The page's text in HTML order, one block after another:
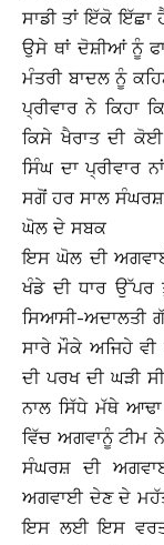
ਸਾਡੀ ਤਾਂ ਇੱਕੋ ਇੱਛਾ
ਉਸੇ ਥਾਂ ਦੋਸ਼ੀਆਂ ਨੂੰ
ਮੰਤਰੀ ਬਾਦਲ ਨੂੰ
ਪ੍ਰੀਵਾਰ ਨੇ ਕਿਹਾ
ਕਿਸੇ ਖੈਰਾਤ ਦੀ
ਸਿੰਘ ਦਾ ਪ੍ਰੀਵਾਰ
ਸਗੋਂ ਹਰ ਸਾਲ ਸੰਘਰਸ਼
ਘੋਲ ਦੇ ਸਬਕ
ਇਸ ਘੋਲ ਦੀ
ਖੰਡੇ ਦੀ ਧਾਰ ਉੱਪਰ
ਸਿਆਸੀ-ਅਦਾਲਤੀ
ਸਾਰੇ ਮੌਕੇ ਅਜਿਹੇ
ਦੀ ਪਰਖ ਦੀ ਘੜੀ
ਨਾਲ ਸਿੱਧੇ ਮੱਥੇ
ਵਿੱਚ ਅਗਵਾਨੂੰ ਟੀਮ
ਸੰਘਰਸ਼ ਦੀ
ਅਗਵਾਈ ਦੇਣ ਦੇ
ਇਸ ਲਈ ਇਸ